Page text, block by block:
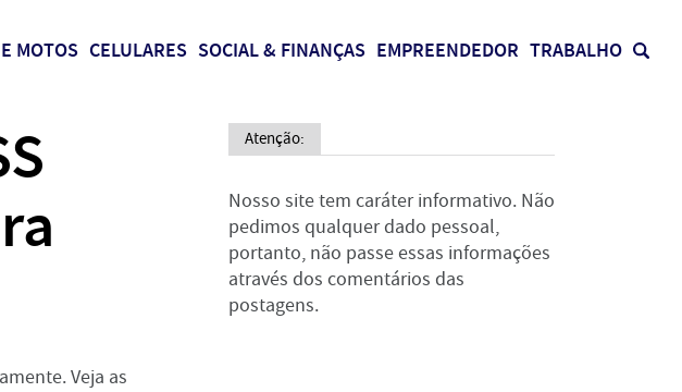
MOTOS CELULARES SOCIAL & FINANÇAS EMPREENDEDOR TRABALHO
Veja as
Atenção:
Nosso site tem caráter informativo. Não
pedimos qualquer dado pessoal,
portanto, não passe essas informações
através dos comentários das
postagens.